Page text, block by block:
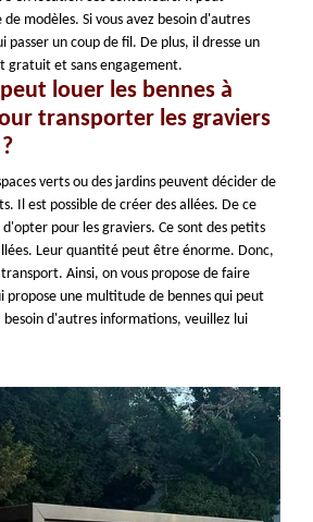
modèles. Si vous avez besoin d'autres
passer un coup de fil. De plus, il dresse un
gratuit et sans engagement.
louer les bennes à
transporter les graviers
verts ou des jardins peuvent décider de
Il est possible de créer des allées. De ce
pour les graviers. Ce sont des petits
Leur quantité peut être énorme. Donc,
Ainsi, on vous propose de faire
propose une multitude de bennes qui peut
besoin d'autres informations, veuillez lui